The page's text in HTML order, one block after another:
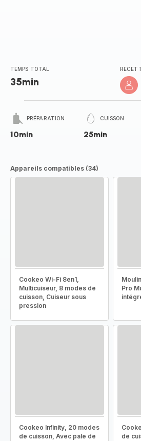
TEMPS TOTAL
35min
PRÉPARATION
10min
CUISSON
25min
Appareils compatibles (34)
Cookeo Wi-Fi 8en1,
Multicuiseur, 8 modes de
cuisson, Cuiseur sous
pression
Pro
Cookeo Infinity, 20 modes
de cuisson, Avec pale de
de